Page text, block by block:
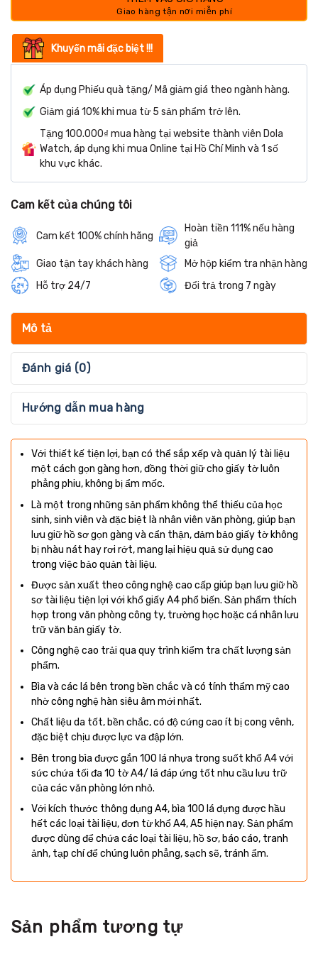
Khuyến mãi đặc biệt !!!
Áp dụng Phiếu quà tặng/ Mã giảm giá theo ngành hàng.
Giảm giá 10% khi mua từ 5 sản phẩm trở lên.
Tặng 100.000₫ mua hàng tại website thành viên Dola
Watch, áp dụng khi mua Online tại Hồ Chí Minh và 1 số
khu vực khác.
Cam kết của chúng tôi
Cam kết 100% chính hãng
Hoàn tiền 111% nếu hàng
giả
Giao tận tay khách hàng
Mở hộp kiểm tra nhận hàng
Hỗ trợ 24/7
Đổi trả trong 7 ngày
Mô tả
Đánh giá (0)
Hướng dẫn mua hàng
Với thiết kế tiện lợi, bạn có thể sắp xếp và quản lý tài liệu
một cách gọn gàng hơn, đồng thời giữ cho giấy tờ luôn
phẳng phiu, không bị ẩm mốc.
Là một trong những sản phẩm không thể thiếu của học
sinh, sinh viên và đặc biệt là nhân viên văn phòng, giúp bạn
lưu giữ hồ sơ gọn gàng và cẩn thận, đảm bảo giấy tờ không
bị nhàu nát hay rơi rớt, mang lại hiệu quả sử dụng cao
trong việc bảo quản tài liệu.
Được sản xuất theo công nghệ cao cấp giúp bạn lưu giữ hồ
sơ tài liệu tiện lợi với khổ giấy A4 phổ biến. Sản phẩm thích
hợp trong văn phòng công ty, trường học hoặc cá nhân lưu
trữ văn bản giấy tờ.
Công nghệ cao trải qua quy trình kiểm tra chất lượng sản
phẩm.
Bìa và các lá bên trong bền chắc và có tính thẩm mỹ cao
nhờ công nghệ hàn siêu âm mới nhất.
Chất liệu da tốt, bền chắc, có độ cứng cao ít bị cong vênh,
đặc biệt chịu được lực va đập lớn.
Bên trong bìa được gắn 100 lá nhựa trong suốt khổ A4 với
sức chứa tối đa 10 tờ A4/ lá đáp ứng tốt nhu cầu lưu trữ
của các văn phòng lớn nhỏ.
Với kích thước thông dụng A4, bìa 100 lá đựng được hầu
hết các loại tài liệu, đơn từ khổ A4, A5 hiện nay. Sản phẩm
được dùng để chứa các loại tài liệu, hồ sơ, báo cáo, tranh
ảnh, tạp chí để chúng luôn phẳng, sạch sẽ, tránh ẩm.
Sản phẩm tương tự